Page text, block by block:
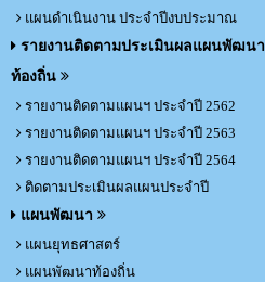
แผนดำเนินงาน ประจำปีงบประมาณ
รายงานติดตามประเมินผลแผนพัฒนา
ท้องถิ่น
รายงานติดตามแผนฯ ประจำปี 2562
รายงานติดตามแผนฯ ประจำปี 2563
รายงานติดตามแผนฯ ประจำปี 2564
ติดตามประเมินผลแผนประจำปี
แผนพัฒนา
แผนยุทธศาสตร์
แผนพัฒนาท้องถิ่น